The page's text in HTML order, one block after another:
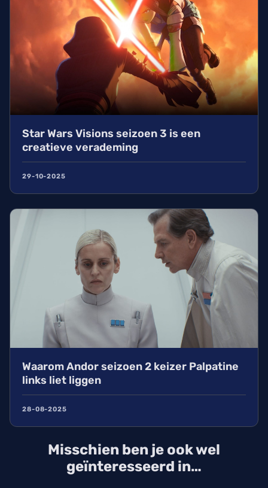
Star Wars Visions seizoen 3 is een
creatieve verademing
29-10-2025
Waarom Andor seizoen 2 keizer Palpatine
links liet liggen
28-08-2025
Misschien ben je ook wel
geïnteresseerd in…